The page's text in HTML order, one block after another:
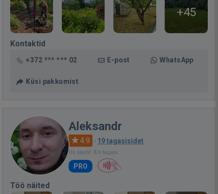
+45
Kontaktid
+372 *** *** 02 E-post WhatsApp
Küsi pakkumist
Aleksandr
4.9 · 19 tagasisidet
Oli saidil: 8 h tagasi
PRO
Töö näited